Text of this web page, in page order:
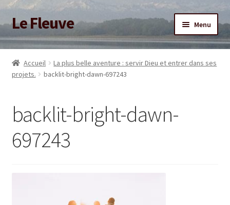
Aller
à
la
navigation
Aller
au
contenu
Le Fleuve Menu
Accueil
Ouvrir
Blog
Accueil
La plus belle aventure : servir Dieu et entrer dans ses
projets.
backlit-bright-dawn-697243
backlit-bright-dawn-
697243